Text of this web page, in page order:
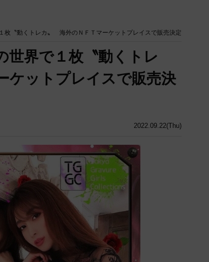
枚〝動くトレカ〟 海外のＮＦＴマーケットプレイスで販売決定
2022.09.22(Thu)
世界で１枚〝動くトレ
ットプレイスで販売決